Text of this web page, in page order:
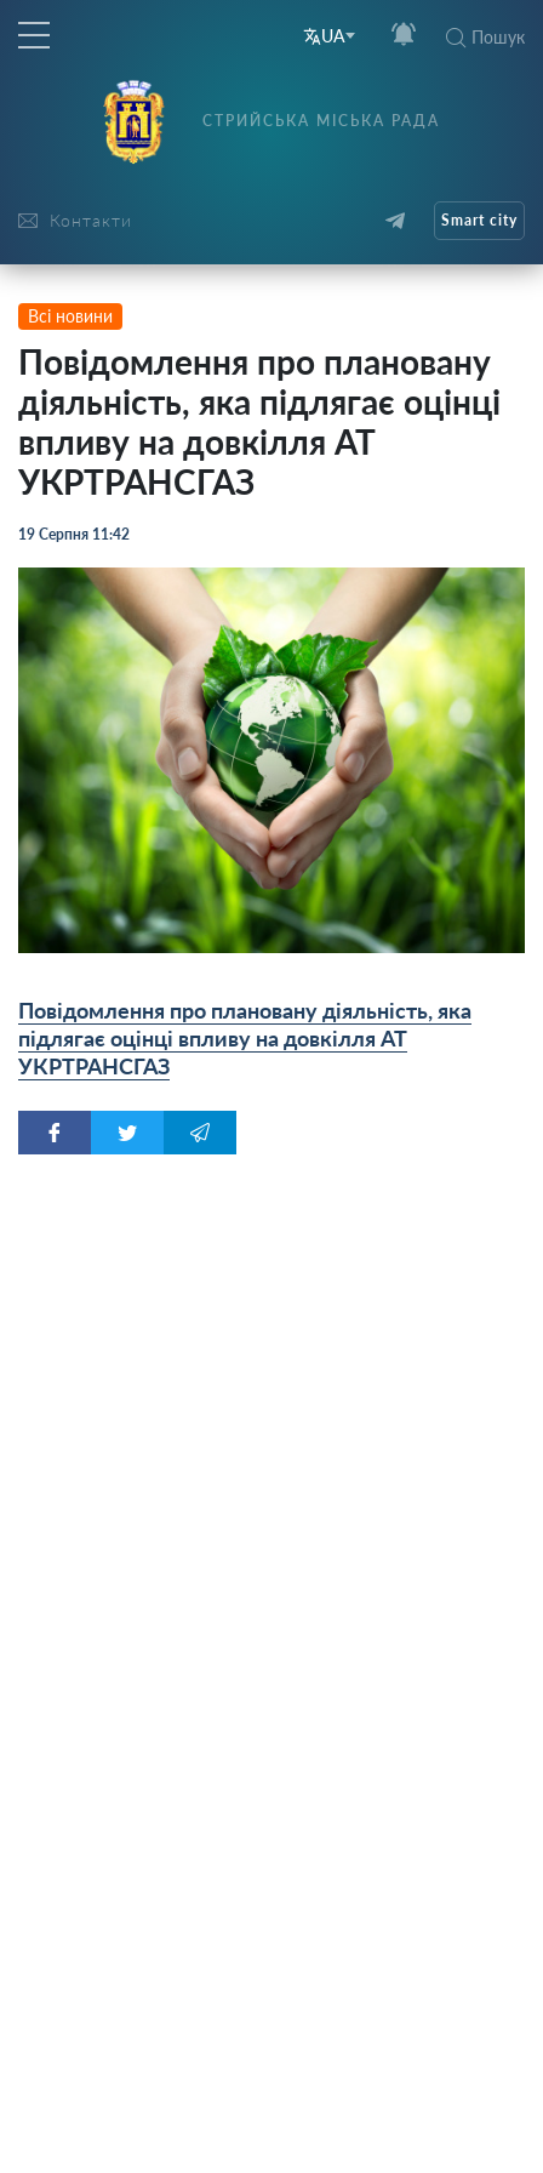
UA Пошук
Контакти
СТРИЙСЬКА МІСЬКА РАДА
Smart city
Всі новини
Повідомлення про плановану
діяльність, яка підлягає оцінці
впливу на довкілля АТ
УКРТРАНСГАЗ
19 Серпня 11:42
Повідомлення про плановану діяльність, яка
підлягає оцінці впливу на довкілля АТ
УКРТРАНСГАЗ